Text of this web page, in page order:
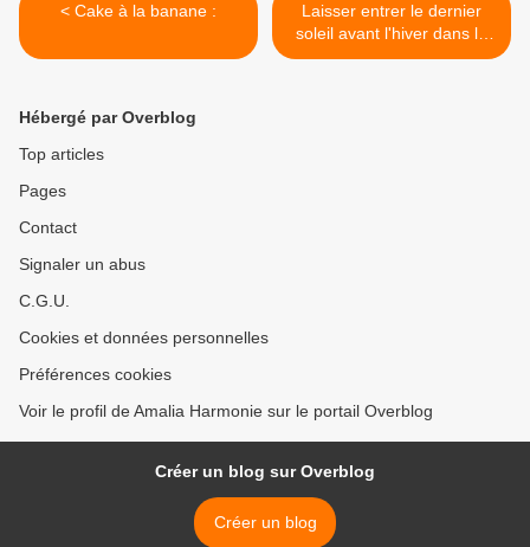
< Cake à la banane :
Laisser entrer le dernier
soleil avant l'hiver dans la
maison : >
Hébergé par Overblog
Top articles
Pages
Contact
Signaler un abus
C.G.U.
Cookies et données personnelles
Préférences cookies
Voir le profil de Amalia Harmonie sur le portail Overblog
Créer un blog sur Overblog
Créer un blog